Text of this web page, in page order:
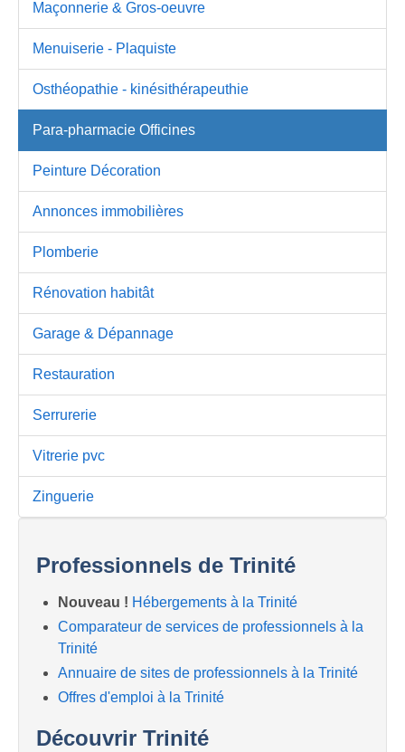
Maçonnerie & Gros-oeuvre
Menuiserie - Plaquiste
Osthéopathie - kinésithérapeuthie
Para-pharmacie Officines
Peinture Décoration
Annonces immobilières
Plomberie
Rénovation habitât
Garage & Dépannage
Restauration
Serrurerie
Vitrerie pvc
Zinguerie
Professionnels de Trinité
Nouveau ! Hébergements à la Trinité
Comparateur de services de professionnels à la
Trinité
Annuaire de sites de professionnels à la Trinité
Offres d'emploi à la Trinité
Découvrir Trinité